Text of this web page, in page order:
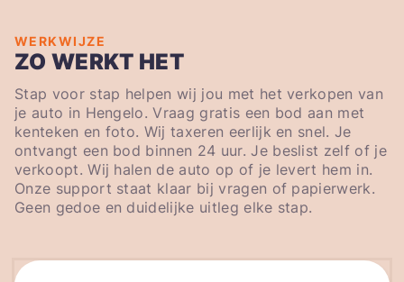
WERKWIJZE
ZO WERKT HET
Stap voor stap helpen wij jou met het verkopen van
je auto in Hengelo. Vraag gratis een bod aan met
kenteken en foto. Wij taxeren eerlijk en snel. Je
ontvangt een bod binnen 24 uur. Je beslist zelf of je
verkoopt. Wij halen de auto op of je levert hem in.
Onze support staat klaar bij vragen of papierwerk.
Geen gedoe en duidelijke uitleg elke stap.